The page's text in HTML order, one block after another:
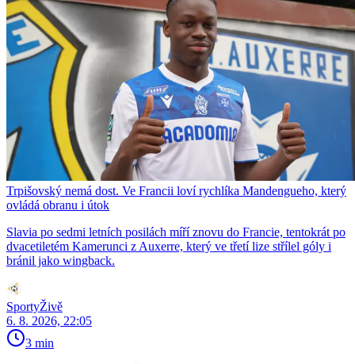
Trpišovský nemá dost. Ve Francii loví rychlíka Mandengueho, který
ovládá obranu i útok
Slavia po sedmi letních posilách míří znovu do Francie, tentokrát po
dvacetiletém Kamerunci z Auxerre, který ve třetí lize střílel góly i
bránil jako wingback.
SportyŽivě
6. 8. 2026, 22:05
3 min